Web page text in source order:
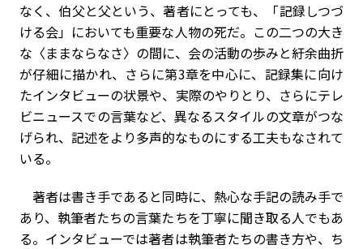
なく、伯父と父という、著者にとっても、「記録しつづ
ける会」においても重要な人物の死だ。この二つの大き
な〈ままならなさ〉の間に、会の活動の歩みと紆余曲折
が仔細に描かれ、さらに第3章を中心に、記録集に向け
たインタビューの状景や、実際のやりとり、さらにテレ
ビニュースでの言葉など、異なるスタイルの文章がつな
げられ、記述をより多声的なものにする工夫もなされて
いる。
著者は書き手であると同時に、熱心な手記の読み手で
あり、執筆者たちの言葉たちを丁寧に聞き取る人でもあ
る。インタビューでは著者は執筆者たちの書き方や、ち